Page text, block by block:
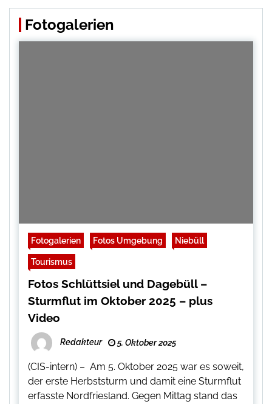
Fotogalerien
Fotogalerien Fotos Umgebung Niebüll
Tourismus
Fotos Schlüttsiel und Dagebüll –
Sturmflut im Oktober 2025 – plus
Video
Redakteur 5. Oktober 2025
(CIS-intern) – Am 5. Oktober 2025 war es soweit,
der erste Herbststurm und damit eine Sturmflut
erfasste Nordfriesland. Gegen Mittag stand das